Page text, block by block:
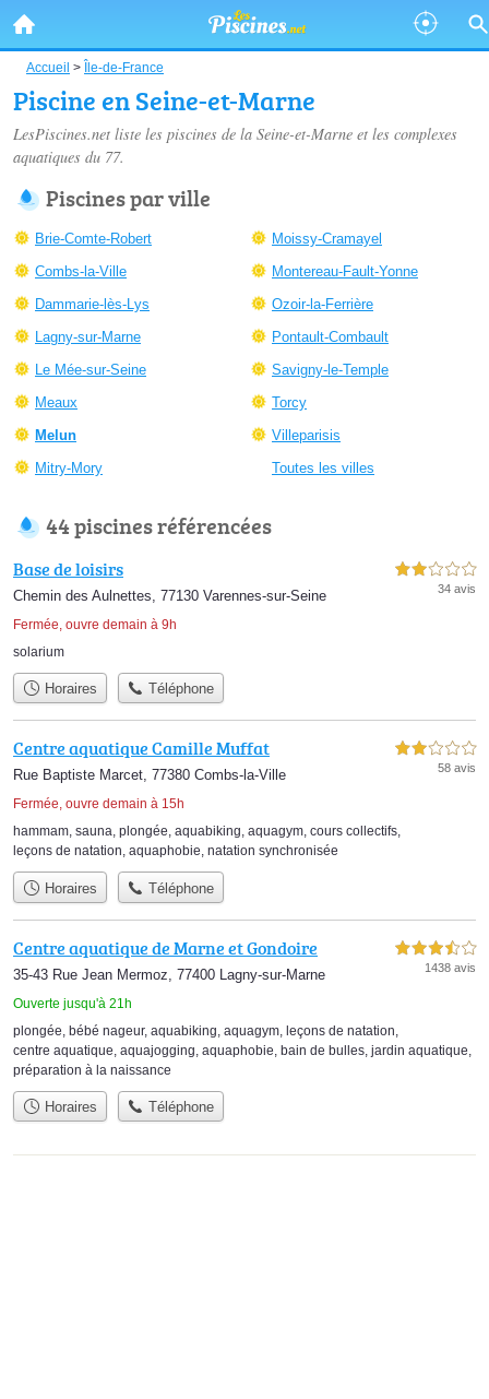
Accueil > Île-de-France
Piscine en Seine-et-Marne
LesPiscines.net liste les piscines de la Seine-et-Marne et les complexes
aquatiques du 77.
Piscines par ville
Brie-Comte-Robert
Combs-la-Ville
Dammarie-lès-Lys
Lagny-sur-Marne
Le Mée-sur-Seine
Meaux
Melun
Mitry-Mory
Moissy-Cramayel
Montereau-Fault-Yonne
Ozoir-la-Ferrière
Pontault-Combault
Savigny-le-Temple
Torcy
Villeparisis
Toutes les villes
44 piscines référencées
Base de loisirs
Chemin des Aulnettes, 77130 Varennes-sur-Seine
Fermée, ouvre demain à 9h
2,0 étoiles sur 5
34 avis
solarium
Horaires Téléphone
Centre aquatique Camille Muffat
Rue Baptiste Marcet, 77380 Combs-la-Ville
Fermée, ouvre demain à 15h
2,0 étoiles sur 5
58 avis
hammam, sauna, plongée, aquabiking, aquagym, cours collectifs,
leçons de natation, aquaphobie, natation synchronisée
Horaires Téléphone
Centre aquatique de Marne et Gondoire
35-43 Rue Jean Mermoz, 77400 Lagny-sur-Marne
Ouverte jusqu'à 21h
3,5 étoiles sur 5
1438 avis
plongée bébé nageur, aquabiking aquagym leçons de natation
centre aquatique aquajogging aquaphobie bain de bulles jardin aquatique
préparation à la naissance
Horaires Téléphone